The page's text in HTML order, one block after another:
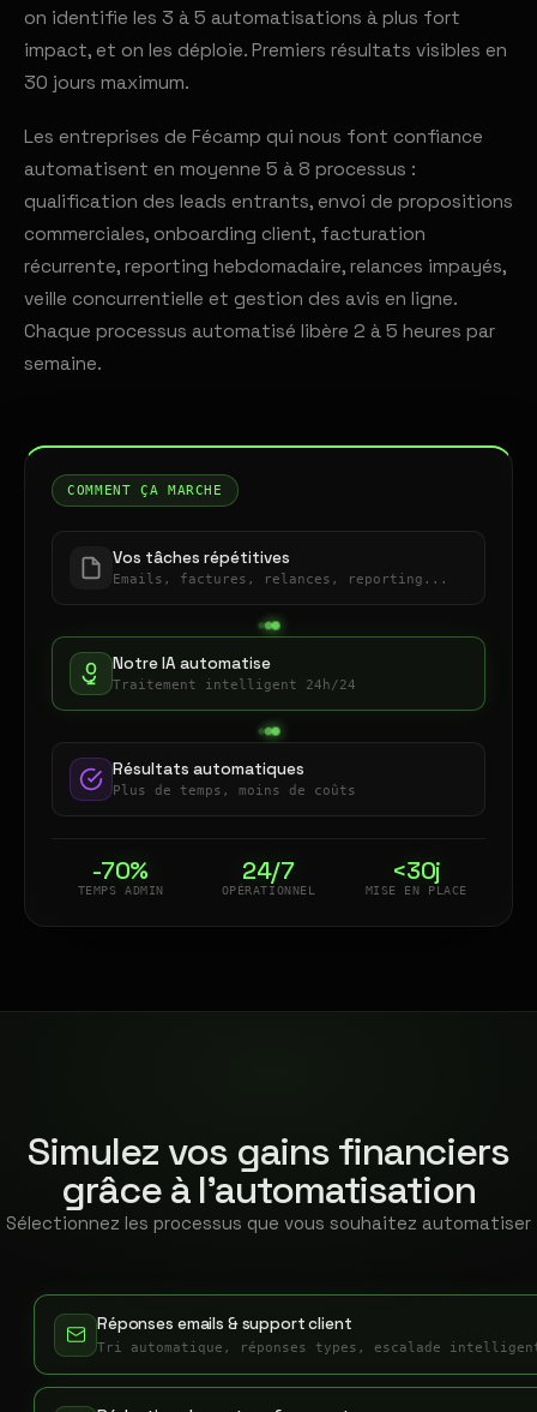
on identifie les 3 à 5 automatisations à plus fort
impact, et on les déploie. Premiers résultats visibles en
30 jours maximum.
Les entreprises de Fécamp qui nous font confiance
automatisent en moyenne 5 à 8 processus :
qualification des leads entrants, envoi de propositions
commerciales, onboarding client, facturation
récurrente, reporting hebdomadaire, relances impayés,
veille concurrentielle et gestion des avis en ligne.
Chaque processus automatisé libère 2 à 5 heures par
semaine.
COMMENT ÇA MARCHE
Vos tâches répétitives
Emails, factures, relances, reporting...
Notre IA automatise
Traitement intelligent 24h/24
Résultats automatiques
Plus de temps, moins de coûts
-70%
TEMPS ADMIN
24/7
OPÉRATIONNEL
<30j
MISE EN PLACE
Simulez vos gains financiers
grâce à l'automatisation
Sélectionnez les processus que vous souhaitez automatiser
Réponses emails & support client
Tri automatique, réponses types, escalade